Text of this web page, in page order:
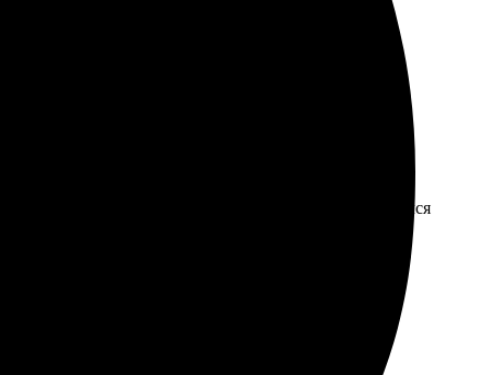
демократичные. Доставили в срок, адресат остался